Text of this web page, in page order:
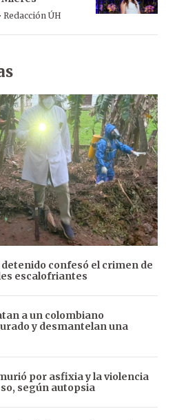
· Redacción ÚH
confesó el crimen de
escalofriantes
a un colombiano
y desmantelan una
por asfixia y la violencia
según autopsia